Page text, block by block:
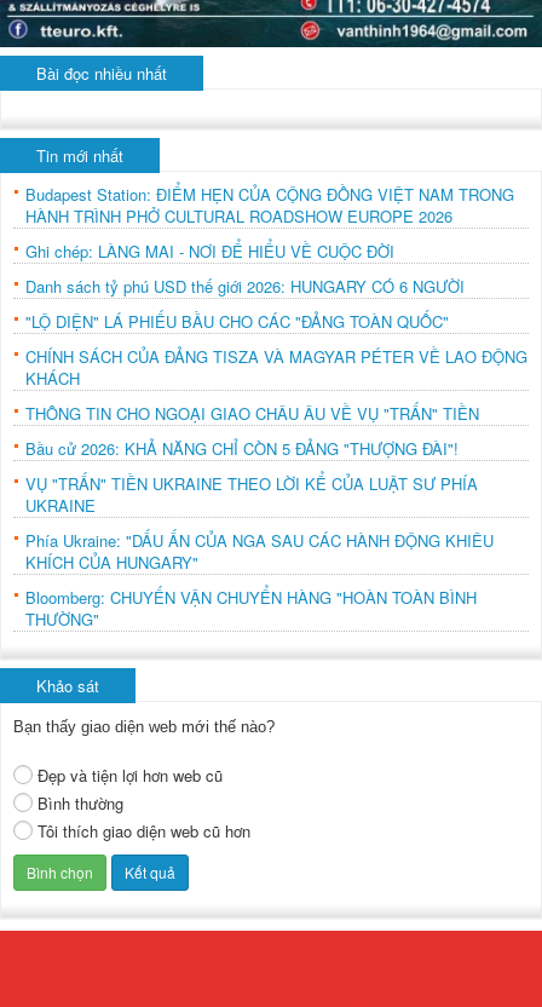
Bài đọc nhiều nhất
Tin mới nhất
Budapest Station: ĐIỂM HẸN CỦA CỘNG ĐỒNG VIỆT NAM TRONG
HÀNH TRÌNH PHỞ CULTURAL ROADSHOW EUROPE 2026
Ghi chép: LÀNG MAI - NƠI ĐỂ HIỂU VỀ CUỘC ĐỜI
Danh sách tỷ phú USD thế giới 2026: HUNGARY CÓ 6 NGƯỜI
"LỘ DIỆN" LÁ PHIẾU BẦU CHO CÁC "ĐẢNG TOÀN QUỐC"
CHÍNH SÁCH CỦA ĐẢNG TISZA VÀ MAGYAR PÉTER VỀ LAO ĐỘNG
KHÁCH
THÔNG TIN CHO NGOẠI GIAO CHÂU ÂU VỀ VỤ "TRẤN" TIỀN
Bầu cử 2026: KHẢ NĂNG CHỈ CÒN 5 ĐẢNG "THƯỢNG ĐÀI"!
VỤ "TRẤN" TIỀN UKRAINE THEO LỜI KỂ CỦA LUẬT SƯ PHÍA
UKRAINE
Phía Ukraine: "DẤU ẤN CỦA NGA SAU CÁC HÀNH ĐỘNG KHIÊU
KHÍCH CỦA HUNGARY"
Bloomberg: CHUYẾN VẬN CHUYỂN HÀNG "HOÀN TOÀN BÌNH
THƯỜNG"
Khảo sát
Bạn thấy giao diện web mới thế nào?
Đẹp và tiện lợi hơn web cũ
Bình thường
Tôi thích giao diện web cũ hơn